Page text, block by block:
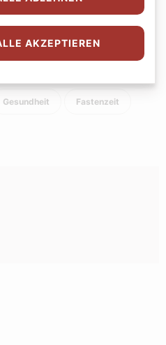
Gründen.
Meinung aus!
Gesundheit Fastenzeit
AKZEPTIEREN